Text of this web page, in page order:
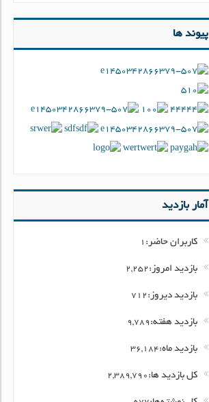
پیوند ها
آمار بازدید
کاربران حاضر: 1
بازدید امروز: 2,252
بازدید دیروز: 712
بازدید هفته: 9,789
بازدید ماه:36,184
کل بازدید ها: 2,389,790